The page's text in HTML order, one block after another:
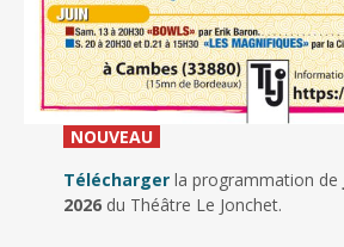
NOUVEAU_
Télécharger la programmation de
2026du Théâtre Le Jonchet.